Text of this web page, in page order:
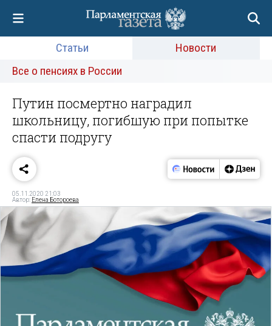
Статьи
Новости
Все о пенсиях в России
Путин посмертно наградил
школьницу, погибшую при попытке
спасти подругу
05.11.2020 21:03
Автор: Елена Ботороева